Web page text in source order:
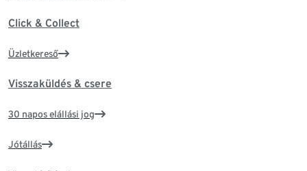
Click & Collect
Üzletkereső
Visszaküldés & csere
30 napos elállási jog
Jótállás